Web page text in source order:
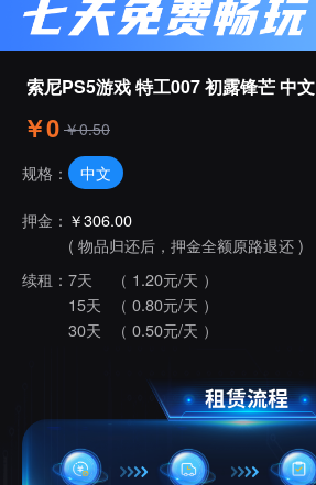
索尼PS5游戏 特工007 初露锋芒 中文
￥0 ￥0.50
规格： 中文
押金： ￥306.00
( 物品归还后，押金全额原路退还 )
续租： 7天
（ 1.20元/天 ）
15天
（ 0.80元/天 ）
30天
（ 0.50元/天 ）